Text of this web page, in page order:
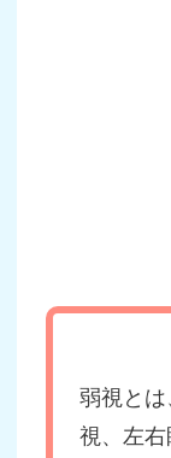
弱視と
視、左